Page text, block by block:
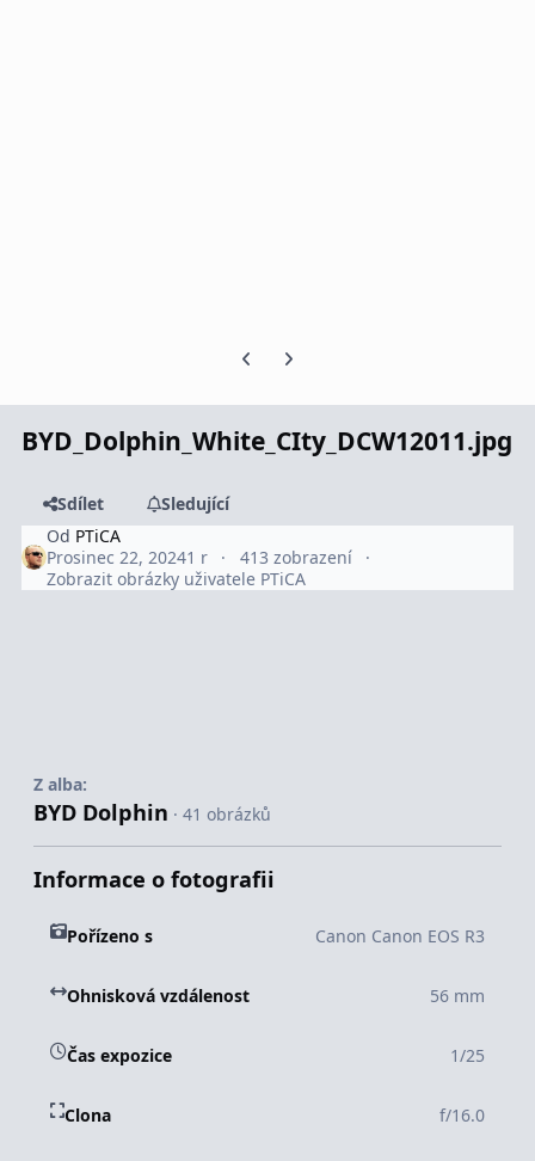
Předchozí snímek karuselu
Další snímek karuselu
BYD_Dolphin_White_CIty_DCW12011.jpg
Sdílet
Sledující
Od PTiCA
Prosinec 22, 20241 r
413 zobrazení
Zobrazit obrázky uživatele PTiCA
Z alba:
BYD Dolphin · 41 obrázků
Informace o fotografii
Pořízeno s Canon Canon EOS R3
Ohnisková vzdálenost 56 mm
Čas expozice 1/25
Clona f/16.0